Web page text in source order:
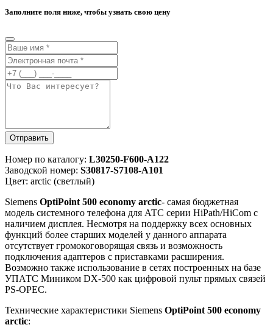
Заполните поля ниже, чтобы узнать свою цену
Отправить
Номер по каталогу: L30250-F600-A122
Заводской номер: S30817-S7108-A101
Цвет: arctic (светлый)
Siemens OptiPoint 500 economy arctic- самая бюджетная
модель системного телефона для АТС серии HiPath/HiCom с
наличием дисплея. Несмотря на поддержку всех основных
функций более старших моделей у данного аппарата
отсутствует громокоговорящая связь и возможность
подключения адаптеров с приставками расширения.
Возможно также использование в сетях построенных на базе
УПАТС Миником DX-500 как цифровой пульт прямых связей
PS-OPEC.
Технические характеристики Siemens OptiPoint 500 economy
arctic: